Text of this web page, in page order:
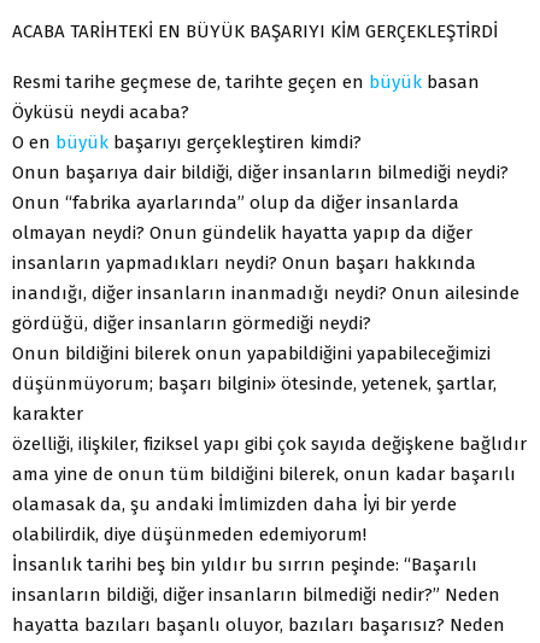
ACABA TARİHTEKİ EN BÜYÜK BAŞARIYI KİM GERÇEKLEŞTİRDİ
Resmi tarihe geçmese de, tarihte geçen en büyük basan
Öyküsü neydi acaba?
O en büyük başarıyı gerçekleştiren kimdi?
Onun başarıya dair bildiği, diğer insanların bilmediği neydi?
Onun “fabrika ayarlarında” olup da diğer insanlarda
olmayan neydi? Onun gündelik hayatta yapıp da diğer
insanların yapmadıkları neydi? Onun başarı hakkında
inandığı, diğer insanların inanmadığı neydi? Onun ailesinde
gördüğü, diğer insanların görmediği neydi?
Onun bildiğini bilerek onun yapabildiğini yapabileceğimizi
düşünmüyorum; başarı bilgini» ötesinde, yetenek, şartlar,
karakter
özelliği, ilişkiler, fiziksel yapı gibi çok sayıda değişkene bağlıdır
ama yine de onun tüm bildiğini bilerek, onun kadar başarılı
olamasak da, şu andaki İmlimizden daha İyi bir yerde
olabilirdik, diye düşünmeden edemiyorum!
İnsanlık tarihi beş bin yıldır bu sırrın peşinde: “Başarılı
insanların bildiği, diğer insanların bilmediği nedir?” Neden
hayatta bazıları başanlı oluyor, bazıları başarısız? Neden